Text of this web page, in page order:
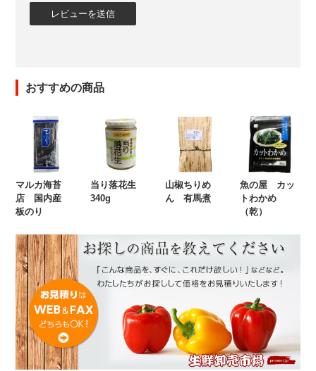
おすすめの商品
マルカ海苔
店 国内産
板のり
当り落花生
340g
山椒ちりめ
ん 有馬煮
魚の屋 カッ
トわかめ
（乾）